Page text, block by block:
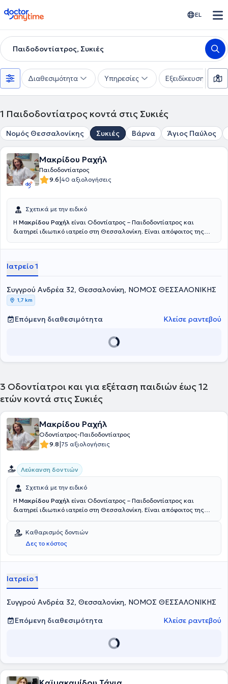
doctoranytime EL
Παιδοδοντίατρος, Συκιές
Διαθεσιμότητα Υπηρεσίες Εξειδίκευση
1 Παιδοδοντίατρος κοντά στις Συκιές
Νομός Θεσσαλονίκης Συκιές Βάρνα Άγιος Παύλος
Μακρίδου Ραχήλ
Παιδοδοντίατρος
9.6|40 αξιολογήσεις
Σχετικά με την ειδικό
Η Μακρίδου Ραχήλ είναι Οδοντίατρος – Παιδοδοντίατρος και
διατηρεί ιδιωτικό ιατρείο στη Θεσσαλονίκη. Είναι απόφοιτος της
Θεσσαλονίκης και έχει μετεκπαιδευθεί στην παιδοδοντιατρική στην
Leeds της Αγγλίας. Διαθέτει μακρόχρονη ακαδημαϊκή και
επαγγελματική εμπειρία στο χώρο και στο ιατρείο της καλύπτει τις
ανάγκες παιδιών και ενηλίκων.
Ιατρείο 1
Συγγρού Ανδρέα 32, Θεσσαλονίκη, ΝΟΜΟΣ ΘΕΣΣΑΛΟΝΙΚΗΣ
1,7 km
Επόμενη διαθεσιμότητα Κλείσε ραντεβού
3 Οδοντίατροι και για εξέταση παιδιών έως 12
ετών κοντά στις Συκιές
Μακρίδου Ραχήλ
Οδοντίατρος-Παιδοδοντίατρος
9.8|75 αξιολογήσεις
Λεύκανση δοντιών
Σχετικά με την ειδικό
Η Μακρίδου Ραχήλ είναι Οδοντίατρος – Παιδοδοντίατρος και
διατηρεί ιδιωτικό ιατρείο στη Θεσσαλονίκη. Είναι απόφοιτος της
Θεσσαλονίκης και έχει μετεκπαιδευθεί στην παιδοδοντιατρική στην
Οδοντιατρική Σχολή Aarhus της Δανίας και στο Πανεπιστήμιο
Leeds της Αγγλίας. Διαθέτει μακρόχρονη ακαδημαϊκή και
επαγγελματική εμπειρία στο χώρο και στο ιατρείο της καλύπτει τις
Καθαρισμός δοντιών
Δες το κόστος
Ιατρείο 1
Συγγρού Ανδρέα 32, Θεσσαλονίκη, ΝΟΜΟΣ ΘΕΣΣΑΛΟΝΙΚΗΣ
Επόμενη διαθεσιμότητα
Κλείσε ραντεβού